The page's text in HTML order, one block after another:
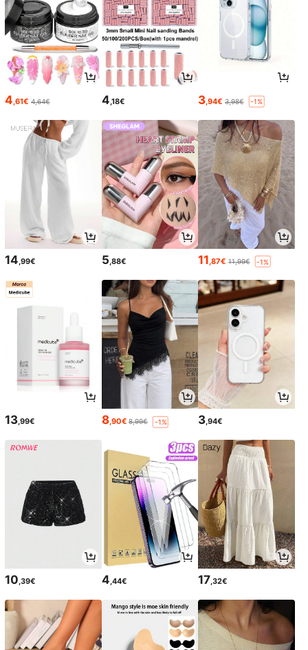
4 ,61€ 4,64€ 4 ,18€ 3 ,94€ 3,98€ -1%
14 ,99€ 5 ,88€ 11 ,87€ 11,99€ -1%
13,99€ 8,90€ 8,99€ -1% 3,94€
10,39€ 4,44€ 17,32€